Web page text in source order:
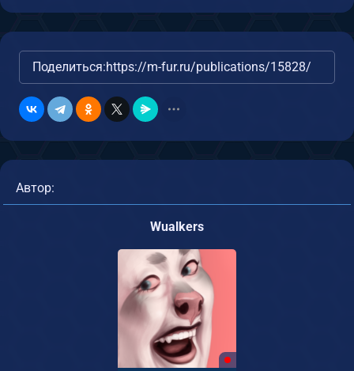
Поделиться:https://m-fur.ru/publications/15828/
Автор:
Wualkers